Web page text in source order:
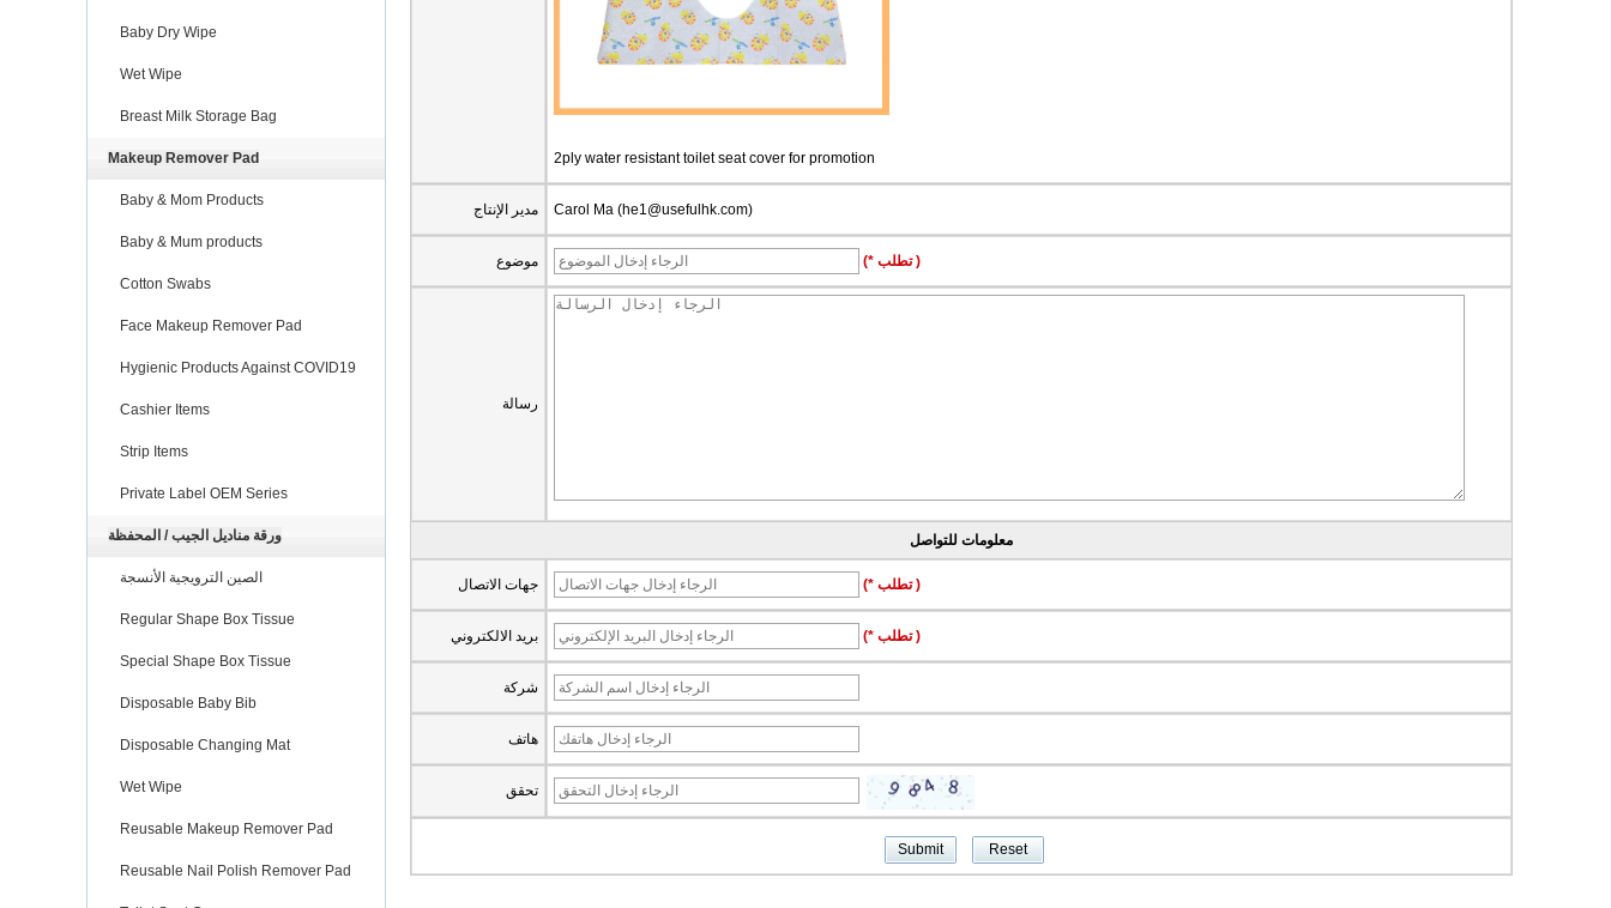
Baby Dry Wipe
Wet Wipe
Breast Milk Storage Bag
Makeup Remover Pad
Baby & Mom Products
Baby & Mum products
Cotton Swabs
Face Makeup Remover Pad
Hygienic Products Against COVID19
Cashier Items
Strip Items
Private Label OEM Series
ورقة مناديل الجيب / المحفظة
الصين الترويجية الأنسجة
Regular Shape Box Tissue
Special Shape Box Tissue
Disposable Baby Bib
Disposable Changing Mat
Wet Wipe
Reusable Makeup Remover Pad
Reusable Nail Polish Remover Pad
2ply water resistant toilet seat cover for promotion
مدير الإنتاج Carol Ma (he1@usefulhk.com)
موضوع (* تطلب )
رسالة
معلومات للتواصل
جهات الاتصال (* تطلب )
بريد الالكتروني (* تطلب )
شركة
هاتف
تحقق